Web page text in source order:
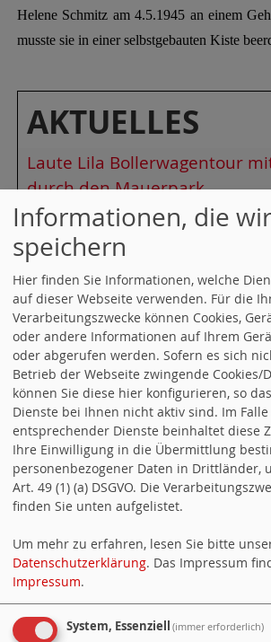
Helene Schmitz am 4.5.1945 an einem
musste sie in einer selbstgebauten Kiste
AKTUELLES
Laute Lila Bollerwagentour
durch den Mauerpark
Erfolgreicher Start der "Lila
Bollerwagentour"
Für ein Jahrzehnt der
Pankow Power 2021 - Für
drin!
Pankow Power 2021 - Für
drin!
FACEBOOK
ASF Pankow -
Informationen, die wir
speichern
Hier finden Sie Informationen, welche
auf dieser Webseite verwenden. Für die
Verarbeitungszwecke können Cookies,
oder andere Informationen auf Ihrem
oder abgerufen werden. Sofern es sich
Betrieb der Webseite zwingende Cookies/
können Sie diese hier konfigurieren, so
Dienste bei Ihnen nicht aktiv sind. Im
entsprechender Dienste beinhaltet diese
Ihre Einwilligung in die Übermittlung
personenbezogener Daten in Drittländer,
Art. 49 (1) (a) DSGVO. Die
finden Sie unten aufgelistet.
Um mehr zu erfahren, lesen Sie bitte
Datenschutzerklärung. Das Impressum
Impressum.
System, Essenziell (immer erforderlich)